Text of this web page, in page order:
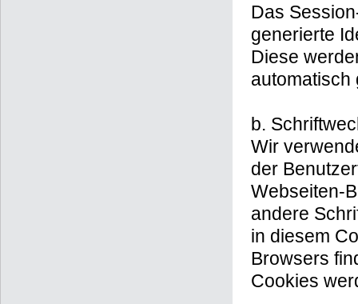
Das
generierte
Diese
b.
Wir
der
Webseiten-
andere
in diesem
Browsers
Cookies